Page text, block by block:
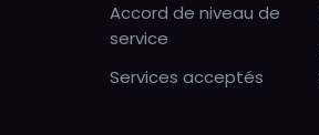
Accord de niveau de
service
Services acceptés